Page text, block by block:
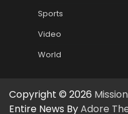
Sports
Video
World
Copyright © 2026
Entire News ByAdore